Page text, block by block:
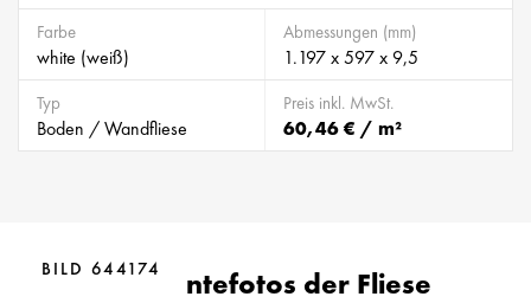
Farbe
white (weiß)
Abmessungen (mm)
1.197 x 597 x 9,5
Typ
Boden / Wandfliese
Preis inkl. MwSt.
60,46 € / m²
Ambientefotos der Fliese
BILD 644174